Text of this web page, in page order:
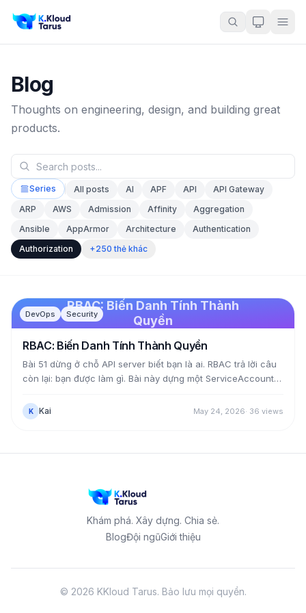
Blog
Thoughts on engineering, design, and building great
products.
Series All posts AI APF API
API Gateway
ARP
AWS Admission Affinity
Aggregation
Ansible
AppArmor Architecture
Authentication
Authorization
+250 thẻ khác
RBAC: Biến Danh Tính Thành
Quyền
DevOps Security
RBAC: Biến Danh Tính Thành Quyền
Bài 51 dừng ở chỗ API server biết bạn là ai. RBAC trả lời câu
còn lại: bạn được làm gì. Bài này dựng một ServiceAccount
kubectl auth can-i lẫn token thật — thấy nó list pod được
nhưng đọc secret hay tạo pod thì bị 403. Rồi xem cách một
K Kai May 24, 2026· 36 views
Khám phá. Xây dựng. Chia sẻ.
BlogĐội ngũGiới thiệu
© 2026 KKloud Tarus. Bảo lưu mọi quyền.